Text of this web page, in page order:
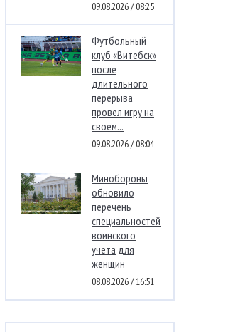
09.08.2026 / 08:25
Футбольный
клуб «Витебск»
после
длительного
перерыва
провел игру на
своем...
09.08.2026 / 08:04
Минобороны
обновило
перечень
специальностей
воинского
учета для
женщин
08.08.2026 / 16:51